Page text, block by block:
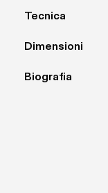
Tecnica
Dimensioni
Biografia